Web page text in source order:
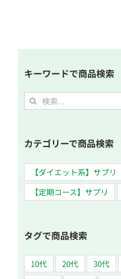
キーワードで商品検索
検
索
カテゴリーで商品検索
【ダイエット系】サプリ
【定期コース】サプリ
タグで商品検索
10代 20代 30代